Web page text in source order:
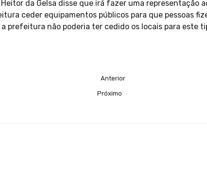
da Gelsa disse que irá fazer uma representação
ceder equipamentos públicos para que pessoas
prefeitura não poderia ter cedido os locais para este
Anterior
Próximo